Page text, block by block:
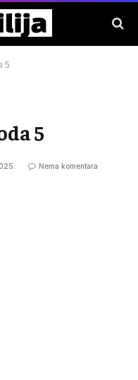
5
5
Nema komentara